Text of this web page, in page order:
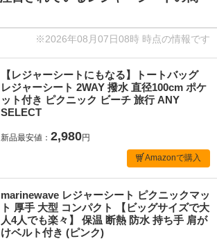
※2026年08月07日08時 時点の情報です
【レジャーシートにもなる】トートバッグ
レジャーシート 2WAY 撥水 直径100cm ポケ
ット付き ピクニック ビーチ 旅行 ANY
SELECT
新品最安値： 2,980円
Amazonで購入
marinewave レジャーシート ピクニックマッ
ト 厚手 大型 コンパクト 【ビッグサイズで大
人4人でも楽々】 保温 断熱 防水 持ち手 肩が
けベルト付き (ピンク)